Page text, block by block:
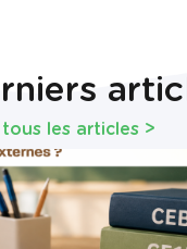
tous les articles >